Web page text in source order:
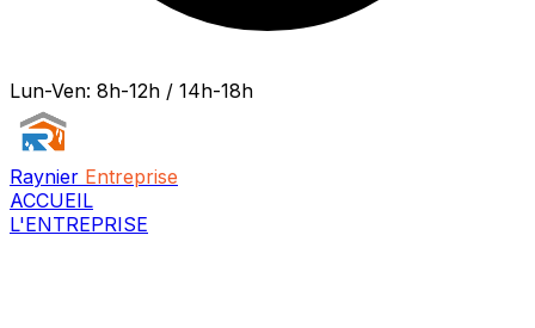
Lun-Ven: 8h-12h / 14h-18h
Raynier Entreprise
ACCUEIL
L'ENTREPRISE